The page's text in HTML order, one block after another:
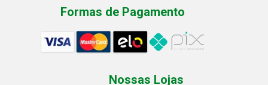
Formas de Pagamento
Nossas Lojas